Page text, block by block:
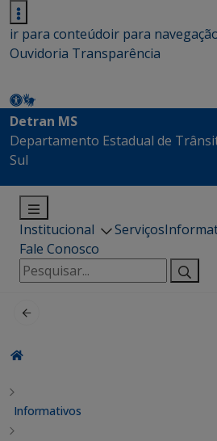
ir para conteúdoir para
Ouvidoria Transparência
Detran MS
Departamento Estadual de
Sul
Institucional Serviços
Fale Conosco
Pesquisar
por:
Informativos